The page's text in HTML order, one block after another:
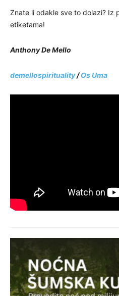
Znate li odakle sve to dolazi? Iz
etiketama!
Anthony De Mello
demellospirituality/Os Uma